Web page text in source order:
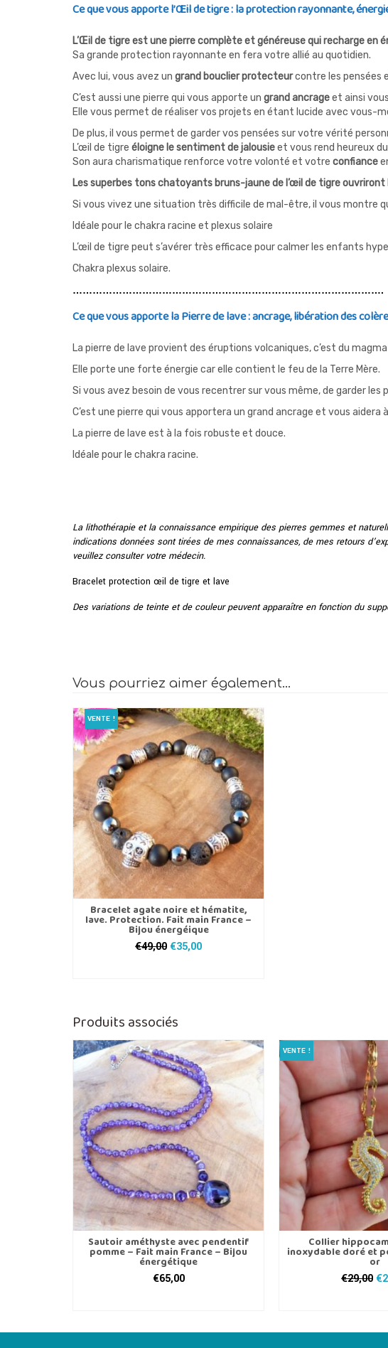
Ce que vous apporte l’Œil de tigre : la protection rayonnante,
L’Œil de tigre est une pierre complète et généreuse qui recharge
Sa grande protection rayonnante en fera votre allié au quotidien.
Avec lui, vous avez un grand bouclier protecteurcontre les pensées
C’est aussi une pierre qui vous apporte un grand ancrageet ainsi
Elle vous permet de réaliser vos projets en étant lucide avec vous-
De plus, il vous permet de garder vos pensées sur votre vérité
L’œil de tigre éloigne le sentiment de jalousieet vous rend heureux
Son aura charismatique renforce votre volonté et votre confiance
Les superbes tons chatoyants bruns-jaune de l’œil de tigre
Si vous vivez une situation très difficile de mal-être, il vous montre
Idéale pour le chakra racine et plexus solaire
L’œil de tigre peut s’avérer très efficace pour calmer les enfants
Chakra plexus solaire.
………………………………………………………………………………….
Ce que vous apporte la Pierre de lave : ancrage, libération des
La pierre de lave provient des éruptions volcaniques, c’est du
Elle porte une forte énergie car elle contient le feu de la Terre Mère.
Si vous avez besoin de vous recentrer sur vous même, de garder
C’est une pierre qui vous apportera un grand ancrage et vous aidera
La pierre de lave est à la fois robuste et douce.
Idéale pour le chakra racine.
La lithothérapie et la connaissance empirique des pierres gemmes et
indications données sont tirées de mes connaissances, de mes retours
veuillez consulter votre médecin.
Bracelet protection œil de tigre et lave
Des variations de teinte et de couleur peuvent apparaître en fonction du
Vous pourriez aimer également…
VENTE !
Bracelet agate noire et hématite,
lave. Protection. Fait main France –
Bijou énergéique
€49,00 Le
€35,00Le
a
plusieurs
variations.
Les
options
peuvent
être
choisies
sur
la
page
produit
Produits associés
Sautoir améthyste avec pendentif
pomme – Fait main France – Bijou
énergétique
€65,00
VENTE !
Collier
inoxydable doré et
or
€29,00 Le
€